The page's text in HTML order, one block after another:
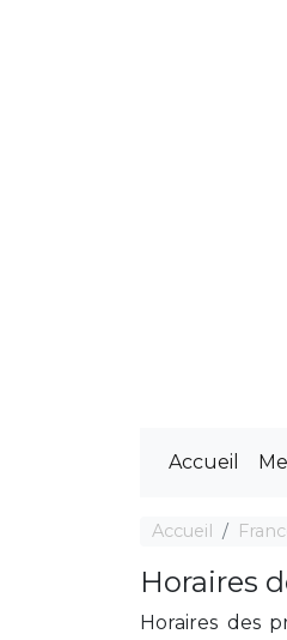
Accueil
Accueil
Horaires
Horaires des